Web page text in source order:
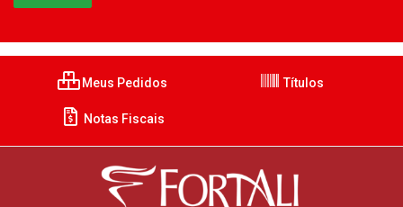
Meus Pedidos Títulos
Notas Fiscais